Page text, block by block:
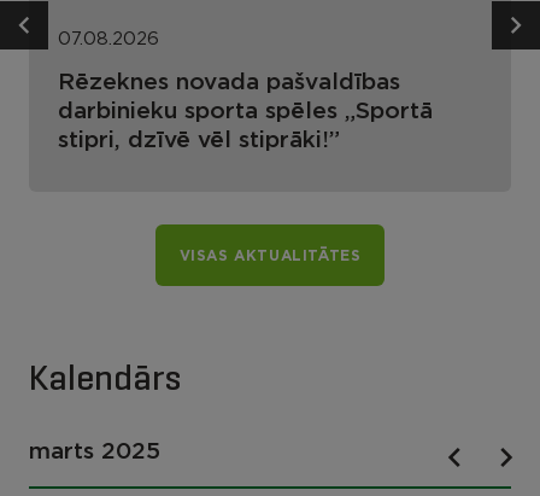
07.08.2026
Rēzeknes novada pašvaldības
darbinieku sporta spēles „Sportā
stipri, dzīvē vēl stiprāki!”
VISAS AKTUALITĀTES
Kalendārs
marts 2025